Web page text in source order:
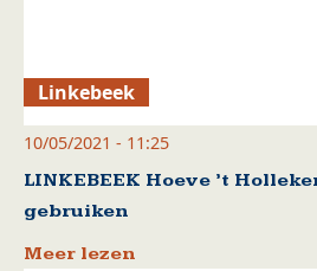
Linkebeek
10/05/2021 - 11:25
LINKEBEEK Hoeve ’t
gebruiken
Meer lezen